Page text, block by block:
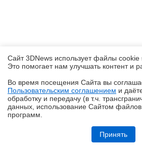
Обзор смартфона iQOO Z11: станция
Сайт 3DNews использует файлы cookie
Это помогает нам улучшать контент и
Во время посещения Cайта вы
Пользовательским соглашением и
обработку и передачу (в т.ч.
данных, использование Cайтом
программ.
Принять